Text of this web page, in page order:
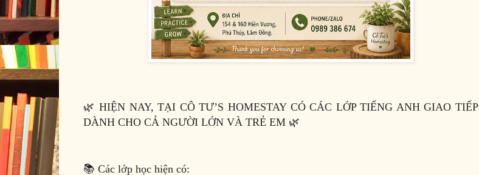
🌿 HIỆN NAY, TẠI CÔ TƯ’S HOMESTAY CÓ CÁC LỚP TIẾNG ANH GIAO TIẾP
DÀNH CHO CẢ NGƯỜI LỚN VÀ TRẺ EM 🌿
📚 Các lớp học hiện có: